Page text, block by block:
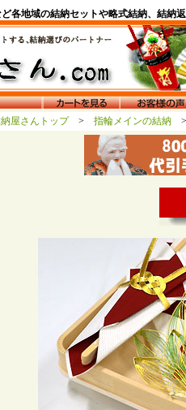
各地域の結納セットや略式結納、結納
屋さんトップ > 指輪メインの結納